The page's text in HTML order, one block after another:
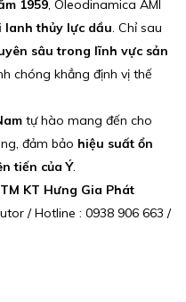
1959, Oleodinamica AMI
lanh thủy lực dầu. Chỉ sau
sâu trong lĩnh vực sản
chóng khẳng định vị thế
tự hào mang đến cho
đảm bảo hiệu suất ổn
tiến của Ý.
KT Hưng Gia Phát
/ Hotline : 0938 906 663 /